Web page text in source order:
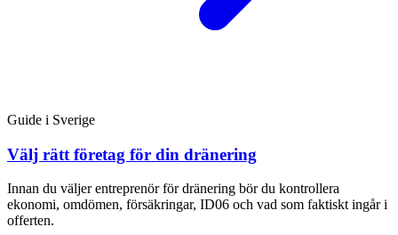
Guide i Sverige
Välj rätt företag för din dränering
Innan du väljer entreprenör för dränering bör du kontrollera
ekonomi, omdömen, försäkringar, ID06 och vad som faktiskt ingår i
offerten.